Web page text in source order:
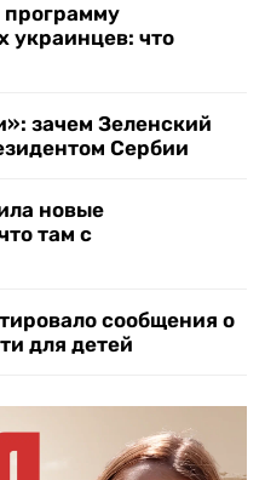
программу
украинцев: что
зачем Зеленский
Сербии
новые
там с
сообщения о
для детей